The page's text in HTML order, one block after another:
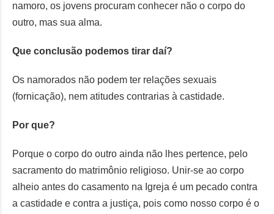
namoro, os jovens procuram conhecer não o corpo do
outro, mas sua alma.
Que conclusão podemos tirar daí?
Os namorados não podem ter relações sexuais
(fornicação), nem atitudes contrarias à castidade.
Por que?
Porque o corpo do outro ainda não lhes pertence, pelo
sacramento do matrimônio religioso. Unir-se ao corpo
alheio antes do casamento na Igreja é um pecado contra
a castidade e contra a justiça, pois como nosso corpo é o